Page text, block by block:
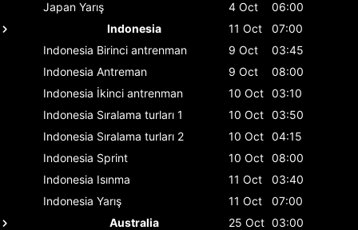
Japan Yarış 4 Oct
06:00
Indonesia
11 Oct
07:00
Indonesia Birinci antrenman 9 Oct
03:45
Indonesia Antreman 9 Oct
08:00
Indonesia İkinci antrenman 10 Oct 03:10
Indonesia Sıralama turları 1 10 Oct 03:50
Indonesia Sıralama turları 2 10 Oct 04:15
Indonesia Sprint 10 Oct 08:00
Indonesia Isınma 11 Oct
03:40
Indonesia Yarış 11 Oct
07:00
Australia
25 Oct 03:00